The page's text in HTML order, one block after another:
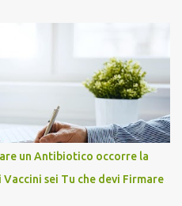
un Antibiotico occorre la
sei Tu che devi Firmare